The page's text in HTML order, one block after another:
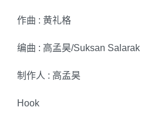
作曲 : 黄礼格
编曲 : 高孟昊/Suksan Salarak
制作人 : 高孟昊
Hook